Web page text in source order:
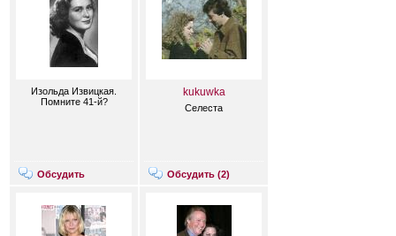
Изольда Извицкая.
Помните 41-й?
Обсудить
kukuwka
Селеста
Обсудить (2)